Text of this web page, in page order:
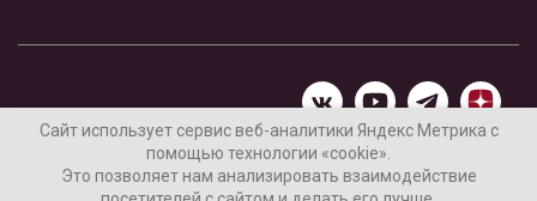
Материалы предоставлены редакцией Интернет-газеты
«Ваши новости»
Сайт использует сервис веб-аналитики Яндекс Метрика с
помощью технологии «cookie».
Это позволяет нам анализировать взаимодействие